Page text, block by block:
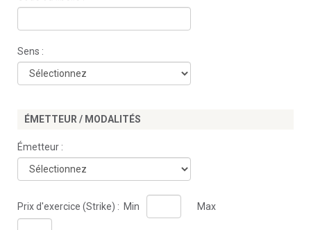
Sens :
ÉMETTEUR / MODALITÉS
Émetteur :
Prix d'exercice (Strike) : Min Max